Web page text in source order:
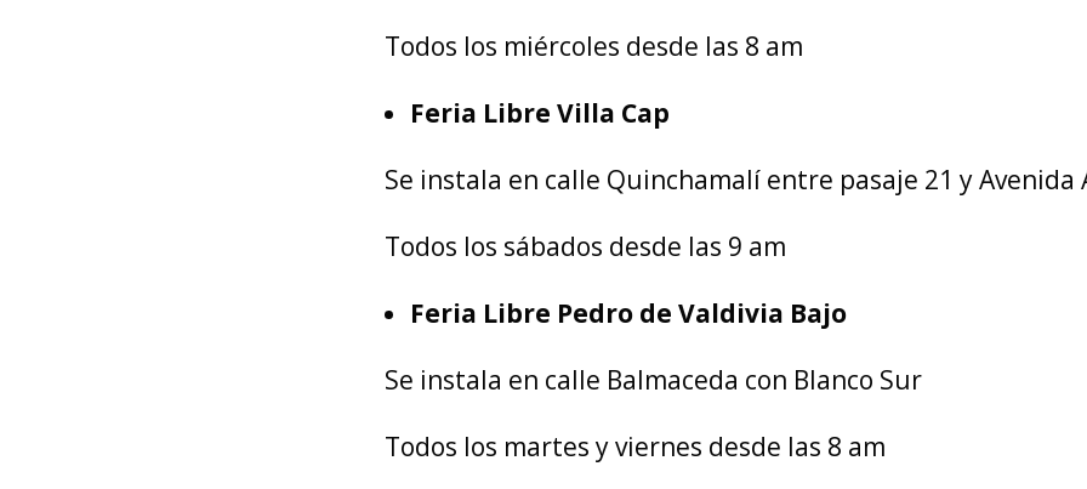
Todos los miércoles desde las 8 am
Feria Libre Villa Cap
Se instala en calle Quinchamalí entre pasaje 21 y Avenida
Todos los sábados desde las 9 am
Feria Libre Pedro de Valdivia Bajo
Se instala en calle Balmaceda con Blanco Sur
Todos los martes y viernes desde las 8 am